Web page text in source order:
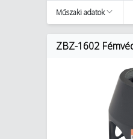
Műszaki adatok
ZBZ-1602